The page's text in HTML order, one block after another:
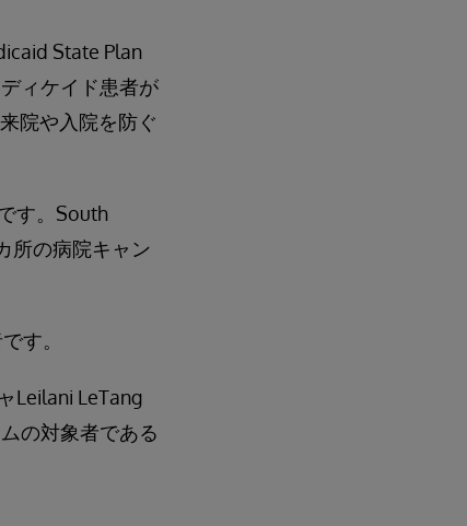
State Plan
ィケイド患者が
院や入院を防ぐ
す。South
所の病院キャン
す。
Leilani LeTang
の対象者である